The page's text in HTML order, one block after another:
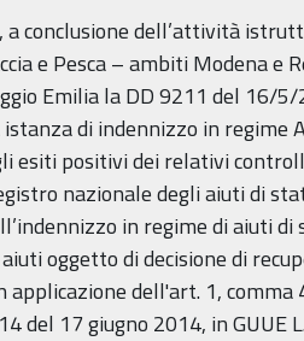
a conclusione dell’attività
e Pesca – ambiti Modena e
Emilia la DD 9211 del 16/
di indennizzo in regime
esiti positivi dei relativi
nazionale degli aiuti di
in regime di aiuti
oggetto di decisione di
applicazione dell'art. 1,
del 17 giugno 2014, in GUUE